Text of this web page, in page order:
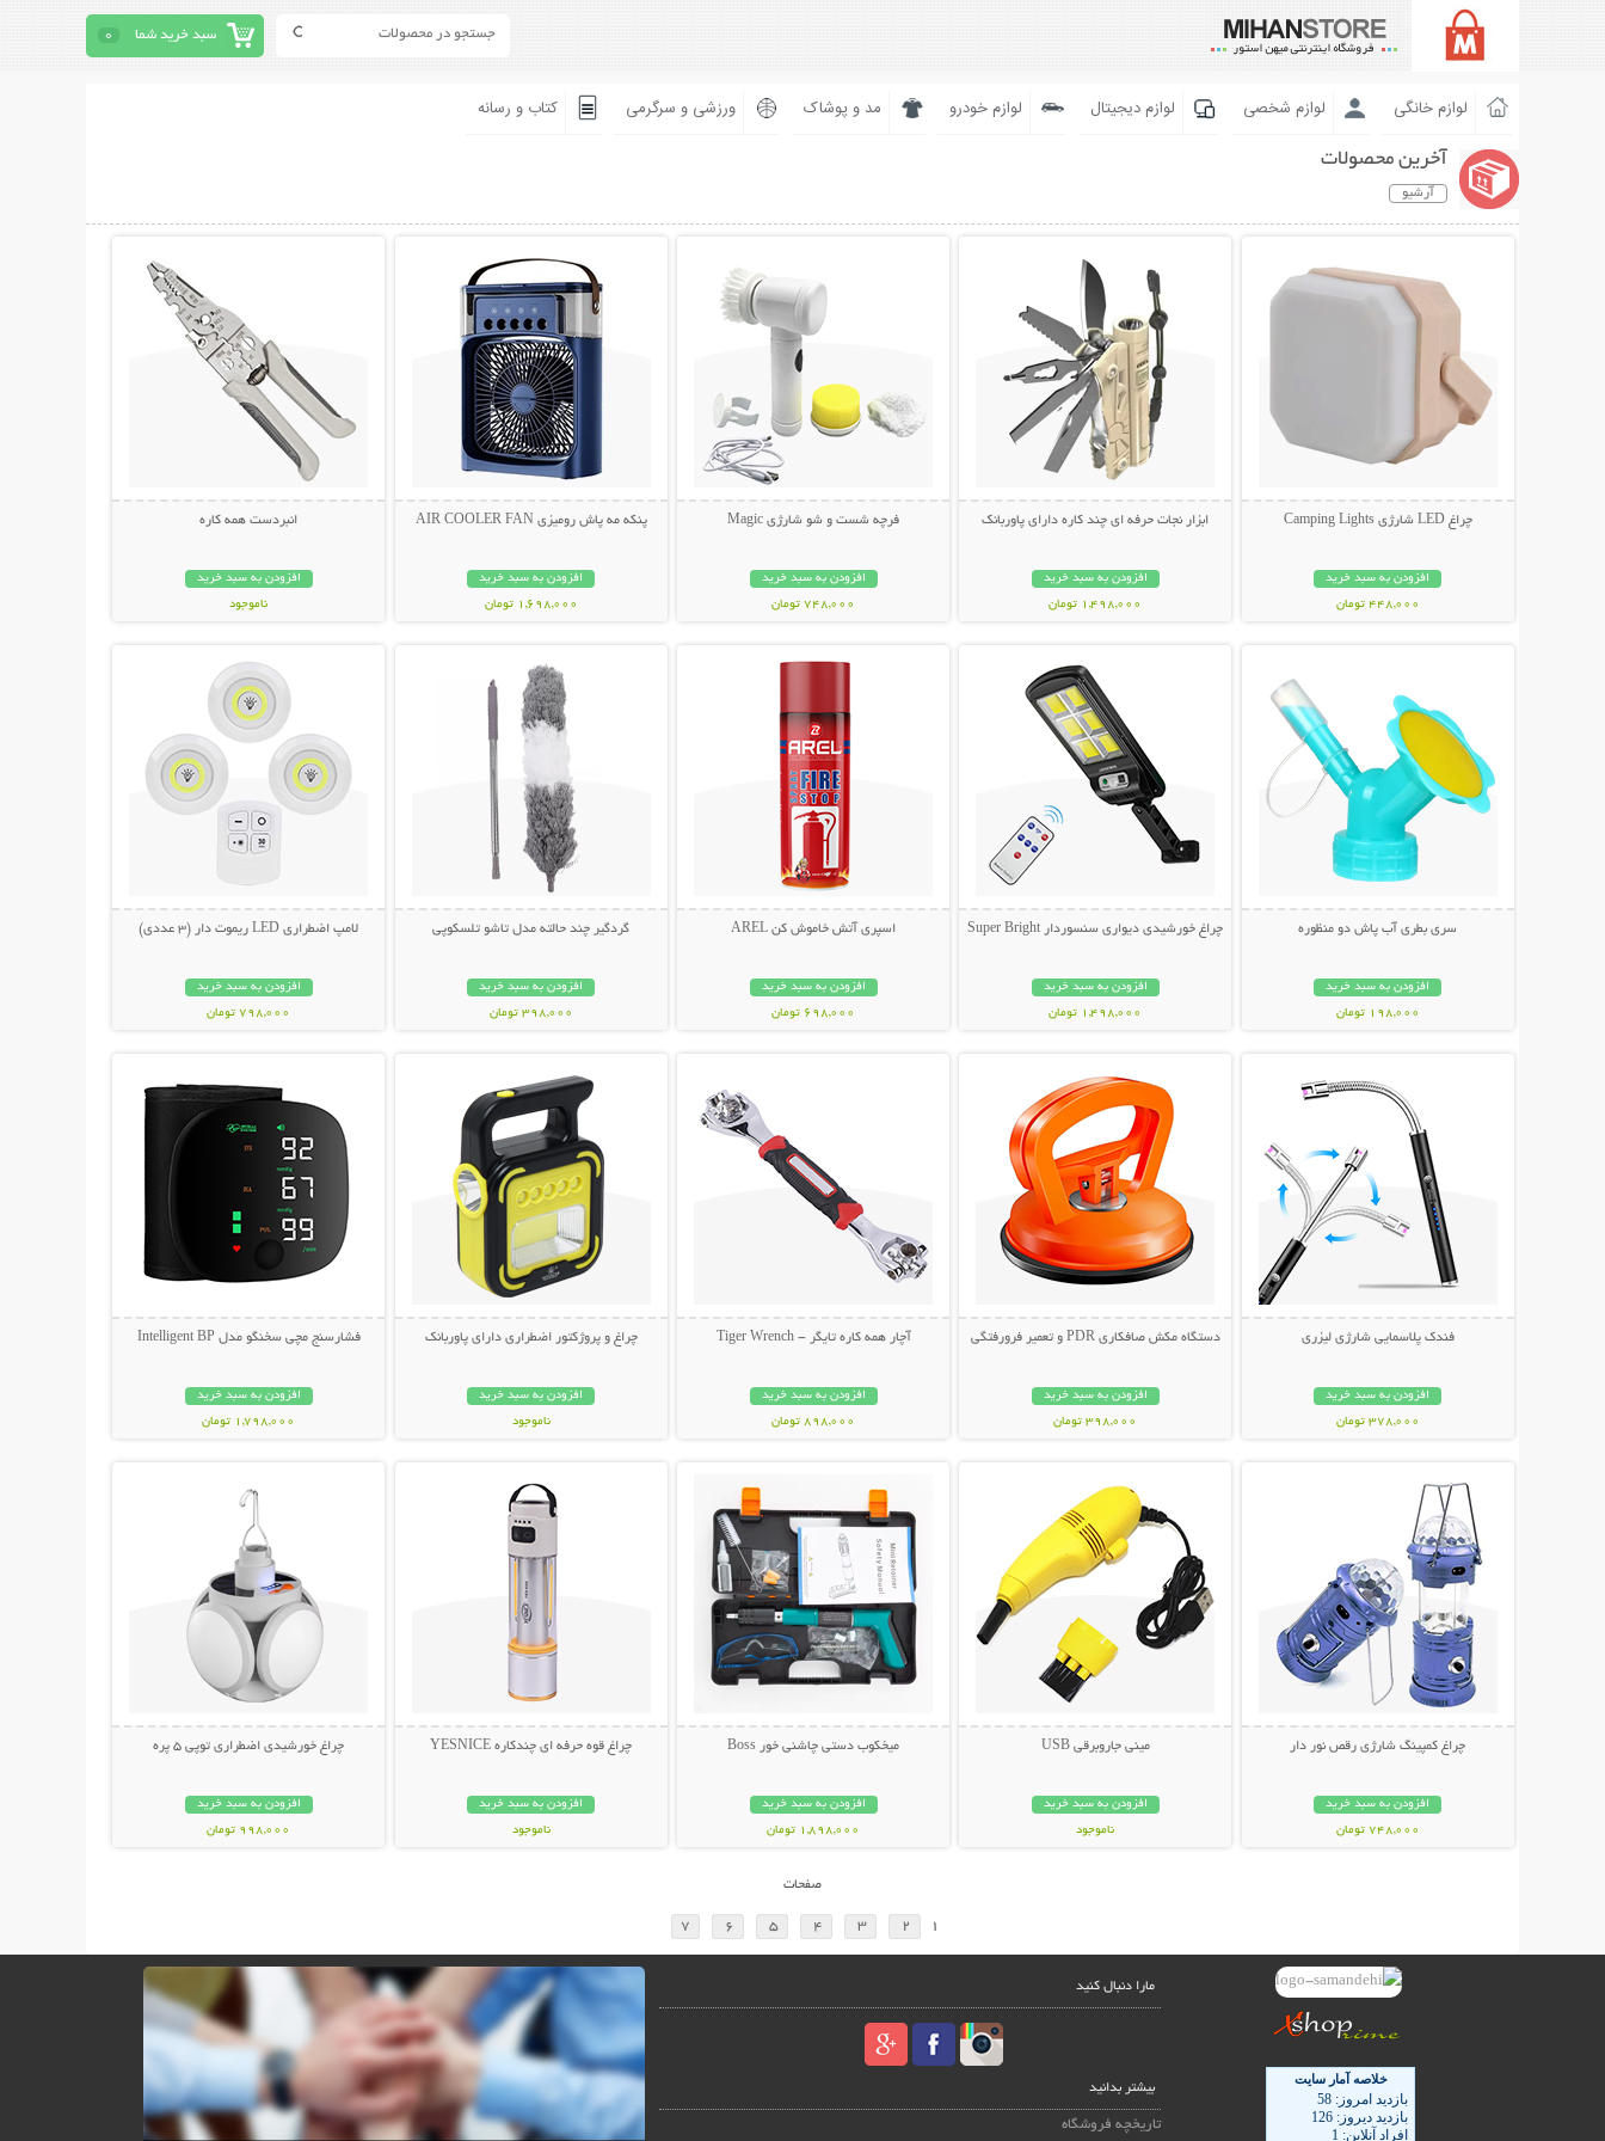
سبد خرید شما 0
لوازم خانگی لوازم شخصی لوازم دیجیتال لوازم خودرو مد و پوشاک ورزشی و سرگرمی کتاب و رسانه
آخرین محصولات
آرشیو
چراغ LED شارژی Camping Lights
افزودن به سبد خرید
448,000 تومان
ابزار نجات حرفه ای چند کاره دارای پاوربانک
افزودن به سبد خرید
1,498,000 تومان
فرچه شست و شو شارژی Magic
افزودن به سبد خرید
748,000 تومان
پنکه مه پاش رومیزی AIR COOLER FAN
افزودن به سبد خرید
1,698,000 تومان
انبردست همه کاره
افزودن به سبد خرید
ناموجود
سری بطری آب پاش دو منظوره
افزودن به سبد خرید
198,000 تومان
چراغ خورشیدی دیواری سنسوردار Super Bright
افزودن به سبد خرید
1,498,000 تومان
اسپری آتش خاموش کن AREL
افزودن به سبد خرید
698,000 تومان
گردگیر چند حالته مدل تاشو تلسکوپی
افزودن به سبد خرید
398,000 تومان
لامپ اضطراری LED ریموت دار (3 عددی)
افزودن به سبد خرید
798,000 تومان
فندک پلاسمایی شارژی لیزری
افزودن به سبد خرید
378,000 تومان
دستگاه مکش صافکاری PDR و تعمیر فرورفتگی
افزودن به سبد خرید
398,000 تومان
آچار همه کاره تایگر - Tiger Wrench
افزودن به سبد خرید
898,000 تومان
چراغ و پروژکتور اضطراری دارای پاوربانک
افزودن به سبد خرید
ناموجود
فشارسنج مچی سخنگو مدل Intelligent BP
افزودن به سبد خرید
1,798,000 تومان
چراغ کمپینگ شارژی رقص نور دار
افزودن به سبد خرید
748,000 تومان
مینی جاروبرقی USB
افزودن به سبد خرید
ناموجود
میخکوب دستی چاشنی خور Boss
افزودن به سبد خرید
1,898,000 تومان
چراغ قوه حرفه ای چندکاره YESNICE
افزودن به سبد خرید
ناموجود
چراغ خورشیدی اضطراری توپی 5 پره
افزودن به سبد خرید
998,000 تومان
صفحات
1
2
3
4
5
6
7
مارا دنبال کنید
بیشتر بدانید
تاریخچه فروشگاه